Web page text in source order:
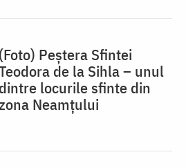
(Foto) Peștera Sfintei
de la Sihla – unul
dintre locurile sfinte din
Neamțului